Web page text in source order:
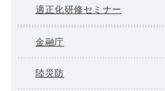
適正化研修セミナー
金融庁
陸災防